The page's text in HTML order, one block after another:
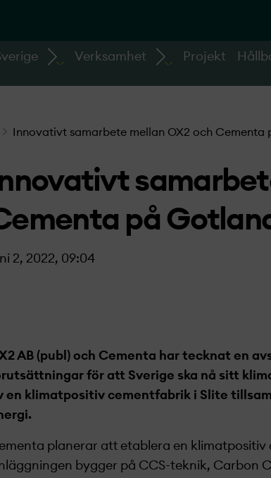
Verksamhet Projekt
Innovativt samarbete mellan OX2 och Cementa
på
2, 2022, 09:04
AB (publ) och Cementa har tecknat en
för att Sverige ska nå sitt
en klimatpositiv cementfabrik i Slite
planerar att etablera en
bygger på CCS-teknik, Carbon